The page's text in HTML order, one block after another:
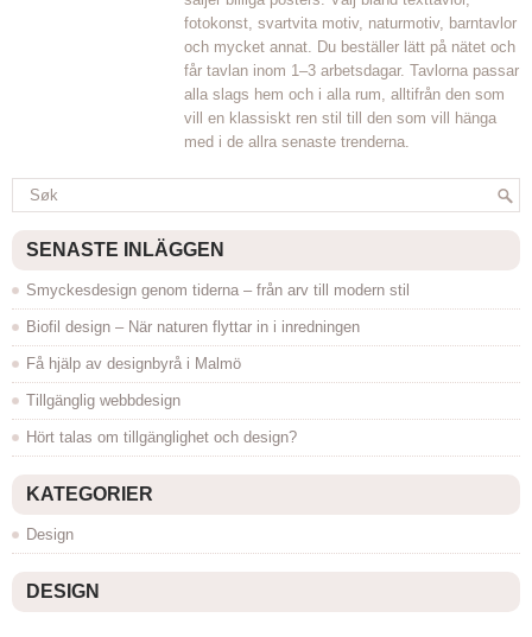
fotokonst, svartvita motiv, naturmotiv, barntavlor
och mycket annat. Du beställer lätt på nätet och
får tavlan inom 1–3 arbetsdagar. Tavlorna passar
alla slags hem och i alla rum, alltifrån den som
vill en klassiskt ren stil till den som vill hänga
med i de allra senaste trenderna.
SENASTE INLÄGGEN
Smyckesdesign genom tiderna – från arv till modern stil
Biofil design – När naturen flyttar in i inredningen
Få hjälp av designbyrå i Malmö
Tillgänglig webbdesign
Hört talas om tillgänglighet och design?
KATEGORIER
Design
DESIGN